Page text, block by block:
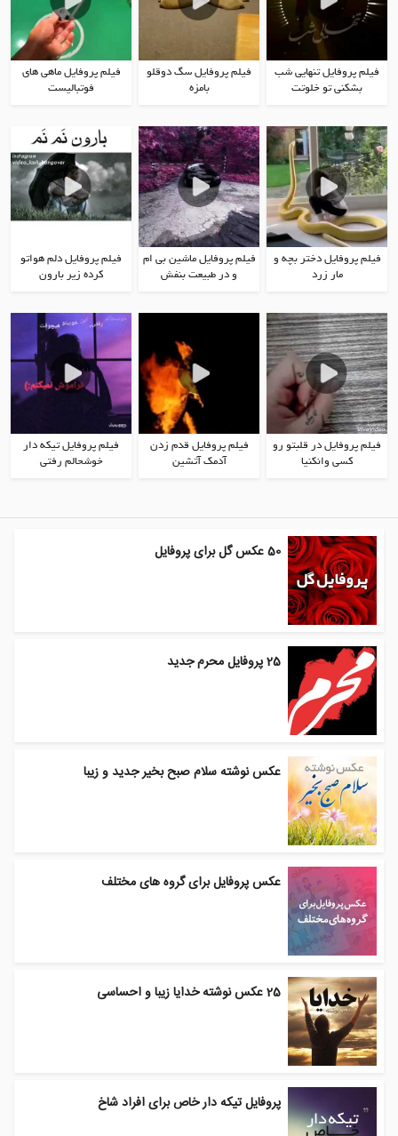
فیلم پروفایل تنهایی شب
بشکنی تو خلوتت
فیلم پروفایل سگ دوقلو
بامزه
فیلم پروفایل ماهی های
فوتبالیست
فیلم پروفایل دختر بچه و
مار زرد
فیلم پروفایل ماشین بی ام
و در طبیعت بنفش
فیلم پروفایل دلم هواتو
کرده زیر بارون
فیلم پروفایل در قلبتو رو
کسی وانکنیا
فیلم پروفایل قدم زدن
آدمک آتشین
فیلم پروفایل تیکه دار
خوشحالم رفتی
50 عکس گل برای پروفایل
25 پروفایل محرم جدید
عکس نوشته سلام صبح بخیر جدید و زیبا
عکس پروفایل برای گروه های مختلف
25 عکس نوشته خدایا زیبا و احساسی
پروفایل تیکه دار خاص برای افراد شاخ